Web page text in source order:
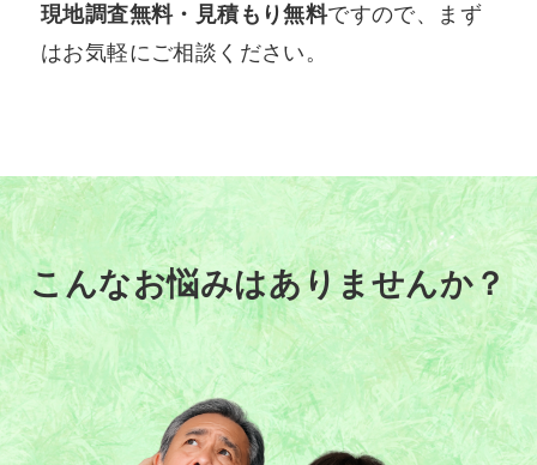
現地調査無料・見積もり無料ですので、まず
はお気軽にご相談ください。
こんなお悩みはありませんか？